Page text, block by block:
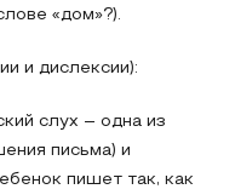
«дом»?).
и дислексии):
слух – одна из
письма) и
пишет так, как